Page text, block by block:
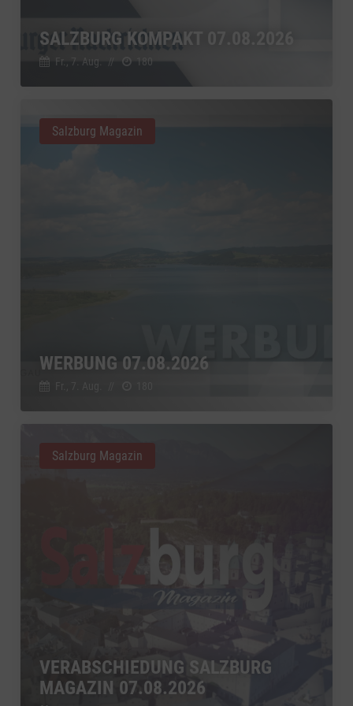
SALZBURG KOMPAKT 07.08.2026
Fr., 7. Aug. // 180
WERBUNG 07.08.2026
Salzburg Magazin
VERABSCHIEDUNG SALZBURG
MAGAZIN 07.08.2026
Salzburg Magazin